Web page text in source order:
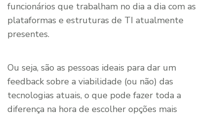
funcionários que trabalham no dia a dia com as
plataformas e estruturas de TI atualmente
presentes.
Ou seja, são as pessoas ideais para dar um
feedback sobre a viabilidade (ou não) das
tecnologias atuais, o que pode fazer toda a
diferença na hora de escolher opções mais